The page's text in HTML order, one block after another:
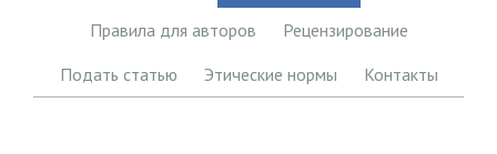
Правила для авторов
Рецензирование
Подать статью
Этические нормы Контакты